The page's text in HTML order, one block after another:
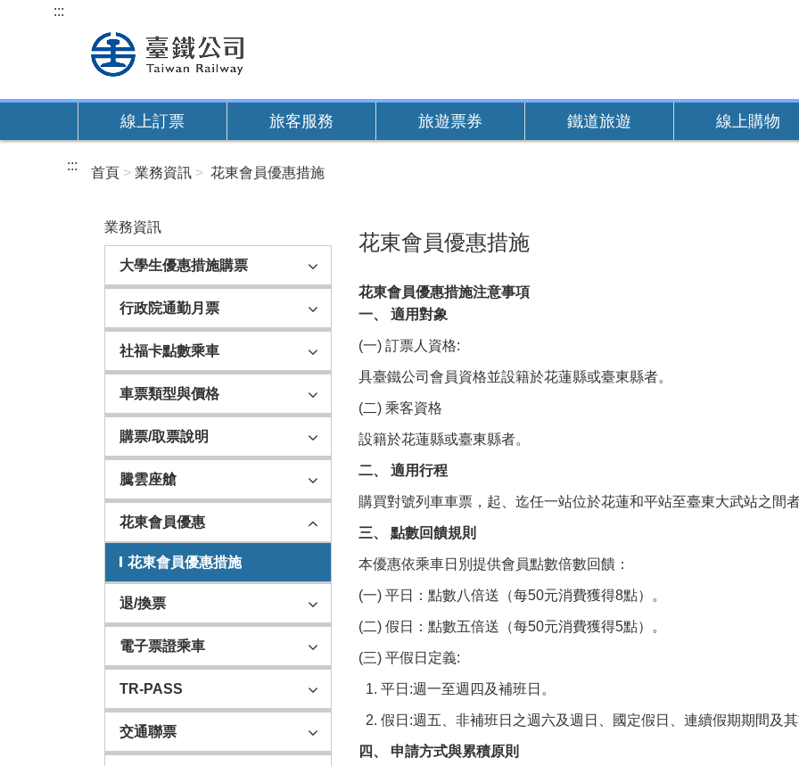
內
:::
線上訂票 旅客服務 旅遊票券 鐵道旅遊 線上購物
::: 首頁 業務資訊 花東會員優惠措施
業務資訊
大學生優惠措施購票
行政院通勤月票
社福卡點數乘車
車票類型與價格
購票/取票說明
騰雲座艙
花東會員優惠
花東會員優惠措施
退/換票
電子票證乘車
TR-PASS
交通聯票
花東會員優惠措施
花東會員優惠措施注意事項
一、 適用對象
(一) 訂票人資格:
具臺鐵公司會員資格並設籍於花蓮縣或臺東縣者。
(二) 乘客資格
設籍於花蓮縣或臺東縣者。
二、 適用行程
購買對號列車車票，起、迄任一站位於花蓮和平站至臺東大武站之間者
三、 點數回饋規則
本優惠依乘車日別提供會員點數倍數回饋：
(一) 平日：點數八倍送（每50元消費獲得8點）。
(二) 假日：點數五倍送（每50元消費獲得5點）。
(三) 平假日定義:
1. 平日:週一至週四及補班日。
2. 假日:週五、非補班日之週六及週日、國定假日、連續假期期間及其
四、 申請方式與累積原則